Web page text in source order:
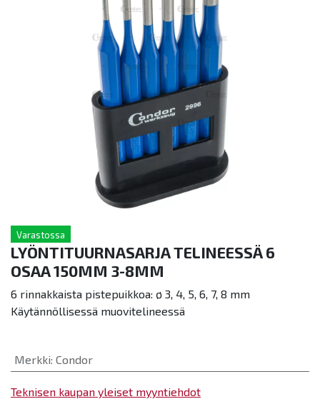
Varastossa
LYÖNTITUURNASARJA TELINEESSÄ 6
OSAA 150MM 3-8MM
6 rinnakkaista pistepuikkoa: ø 3, 4, 5, 6, 7, 8 mm
Käytännöllisessä muovitelineessä
Merkki: Condor
Teknisen kaupan yleiset myyntiehdot